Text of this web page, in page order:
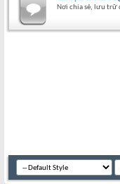
Nơi chia sẻ, lưu trữ